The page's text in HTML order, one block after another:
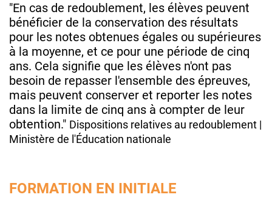
"En cas de redoublement, les élèves peuvent
bénéficier de la conservation des résultats
pour les notes obtenues égales ou supérieures
à la moyenne, et ce pour une période de cinq
ans. Cela signifie que les élèves n'ont pas
besoin de repasser l'ensemble des épreuves,
mais peuvent conserver et reporter les notes
dans la limite de cinq ans à compter de leur
obtention." Dispositions relatives au redoublement |
Ministère de l'Éducation nationale
FORMATION EN INITIALE